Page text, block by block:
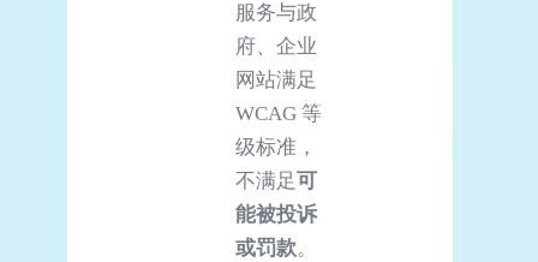
服务与政
府、企业
网站满足
WCAG 等
级标准，
不满足 可
能被投诉
或罚款。